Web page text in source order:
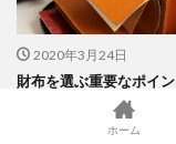
2020年3月24日
財布を選ぶ重要なポイ
メンズが使いやすい財布
ホーム